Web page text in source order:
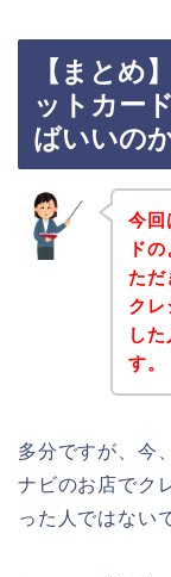
【まとめ
ットカー
ばいいの
今回
ド
た
クレ
し
す。
多分ですが、今
ナビのお店でク
った人ではない